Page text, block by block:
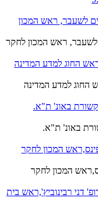
לשעבר, ראש המכון לחקר
החוג למדע המדינה
באונ' ת"א.
בערוץ 23-אופיר פינס,ראש המכון לחקר